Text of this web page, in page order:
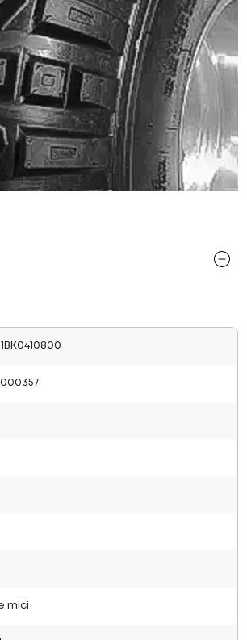
mici